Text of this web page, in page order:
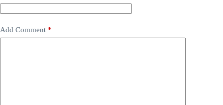
Add Comment *